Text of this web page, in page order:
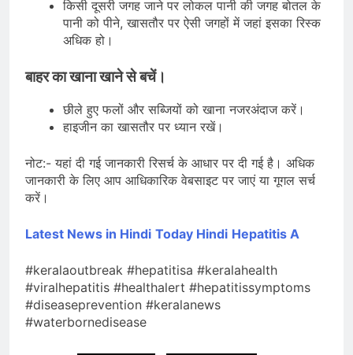
किसी दूसरी जगह जाने पर लोकल पानी की जगह बोतल के
पानी को पीने, खासतौर पर ऐसी जगहों में जहां इसका रिस्क
अधिक हो।
बाहर का खाना खाने से बचें।
छीले हुए फलों और सब्जियों को खाना नजरअंदाज करें।
हाइजीन का खासतौर पर ध्यान रखें।
नोट:- यहां दी गई जानकारी रिसर्च के आधार पर दी गई है। अधिक
जानकारी के लिए आप आधिकारिक वेबसाइट पर जाएं या गूगल सर्च
करें।
Latest News in Hindi Today Hindi Hepatitis A
#keralaoutbreak #hepatitisa #keralahealth
#viralhepatitis #healthalert #hepatitissymptoms
#diseaseprevention #keralanews
#waterbornedisease